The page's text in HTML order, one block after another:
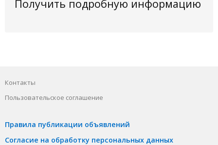
Получить подробную информацию
Контакты
Пользовательское соглашение
Правила публикации объявлений
Согласие на обработку персональных данных